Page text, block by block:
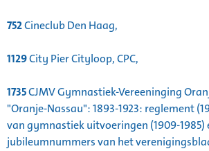
752Cineclub Den Haag,
1129City Pier Cityloop, CPC,
1735CJMV Gymnastiek-Vereeninging
"Oranje-Nassau": 1893-1923: reglement
van gymnastiek uitvoeringen (1909-1985)
jubileumnummers van het